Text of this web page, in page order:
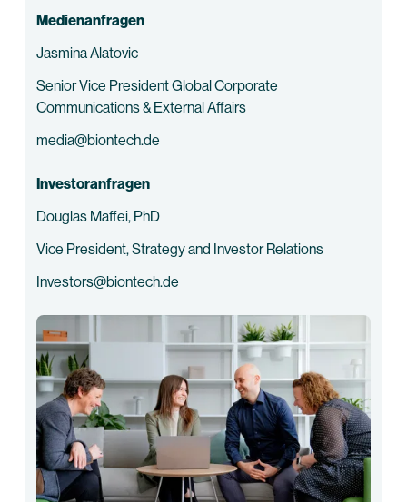
Medienanfragen
Jasmina Alatovic
Senior Vice President Global Corporate
Communications & External Affairs
media@biontech.de
Investoranfragen
Douglas Maffei, PhD
Vice President, Strategy and Investor Relations
Investors@biontech.de